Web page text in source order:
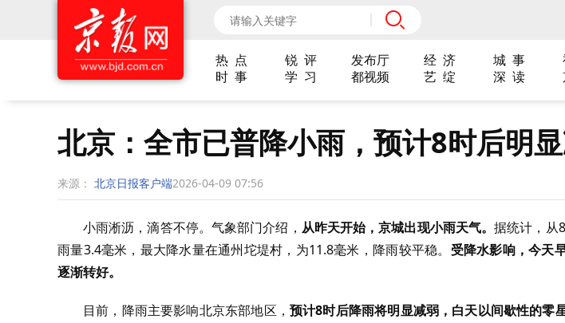
热 点 锐 评 发布厅 经 济 城 事
时 事
学 习 都视频 艺 绽 深 读
北京：全市已普降小雨，预计8时后明
来源： 北京日报客户端2026-04-09 07:56
小雨淅沥，滴答不停。气象部门介绍， 从昨天开始，京城出现小雨天气。据统计，从
雨量3.4毫米，最大降水量在通州坨堤村，为11.8毫米，降雨较平稳。 受降水影响，今天
逐渐转好。
目前，降雨主要影响北京东部地区， 预计8时后降雨将明显减弱，白天以间歇性的零